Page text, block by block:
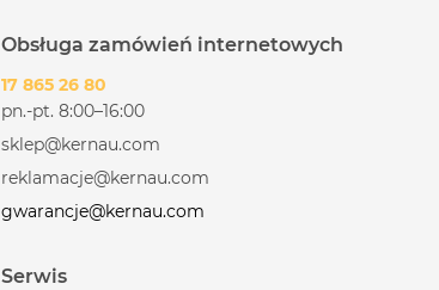
Obsługa zamówień internetowych
17 865 26 80
pn.-pt. 8:00–16:00
sklep@kernau.com
reklamacje@kernau.com
gwarancje@kernau.com
Serwis